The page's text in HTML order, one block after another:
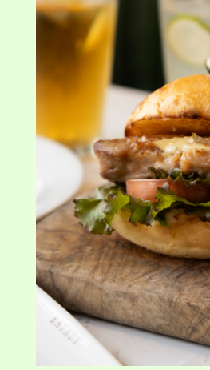
へべすと味わう 宮崎県産チ
1,880円・セット価格：2,680
※日本橋店でのご提供はござ
バーガーならやっぱりビーフ
ミアム ビーフ バーガー」は
ィを香ばしく焼き上げ、マヨ
た地中海風ソースとともに
いビーフの味わいに、「へ
さが加わり、濃厚でありな
際立っていました。